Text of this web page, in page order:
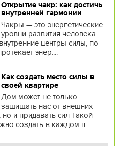
Открытие чакр: как достичь
внутренней гармонии
Чакры — это энергетические
уровни развития человека
центры силы, по
энер....
Как создать место силы в
своей квартире
Дом может не только
защищать нас от внешних
и придавать сил Такой
создать в каждом п....